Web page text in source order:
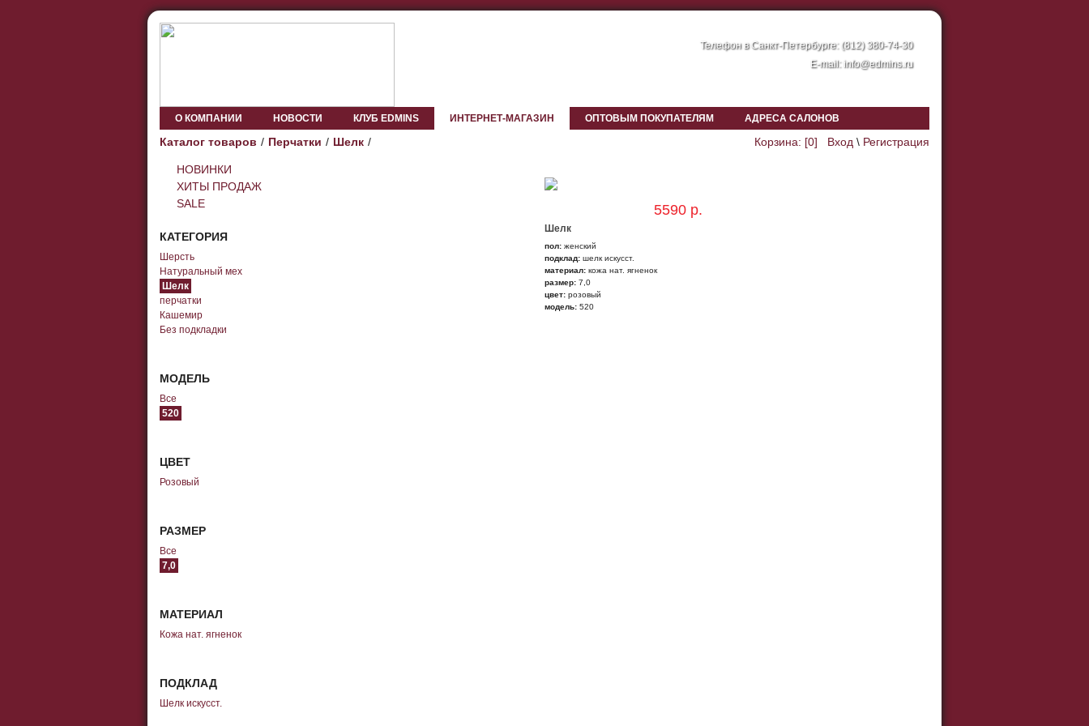
Телефон в Санкт-Петербурге: (812) 380-74-30
E-mail: info@edmins.ru
О КОМПАНИИ НОВОСТИ КЛУБ EDMINS ИНТЕРНЕТ-МАГАЗИН ОПТОВЫМ ПОКУПАТЕЛЯМ АДРЕСА САЛОНОВ
Корзина: [0] Вход \ Регистрация
Каталог товаров Перчатки Шелк
НОВИНКИ
ХИТЫ ПРОДАЖ
SALE
КАТЕГОРИЯ
Шерсть
Натуральный мех
Шелк
перчатки
Кашемир
Без подкладки
МОДЕЛЬ
Все
520
ЦВЕТ
Розовый
РАЗМЕР
Все
7,0
МАТЕРИАЛ
Кожа нат. ягненок
ПОДКЛАД
Шелк искусст.
5590 р.
Шелк
пол: женский
подклад: шелк искусст.
материал: кожа нат. ягненок
размер: 7,0
цвет: розовый
модель: 520